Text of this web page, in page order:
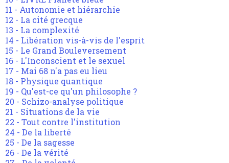
11 - Autonomie et hiérarchie
12 - La cité grecque
13 - La complexité
14 - Libération vis-à-vis de l'esprit
15 - Le Grand Bouleversement
16 - L'Inconscient et le sexuel
17 - Mai 68 n'a pas eu lieu
18 - Physique quantique
19 - Qu'est-ce qu'un philosophe ?
20 - Schizo-analyse politique
21 - Situations de la vie
22 - Tout contre l'institution
24 - De la liberté
25 - De la sagesse
26 - De la vérité